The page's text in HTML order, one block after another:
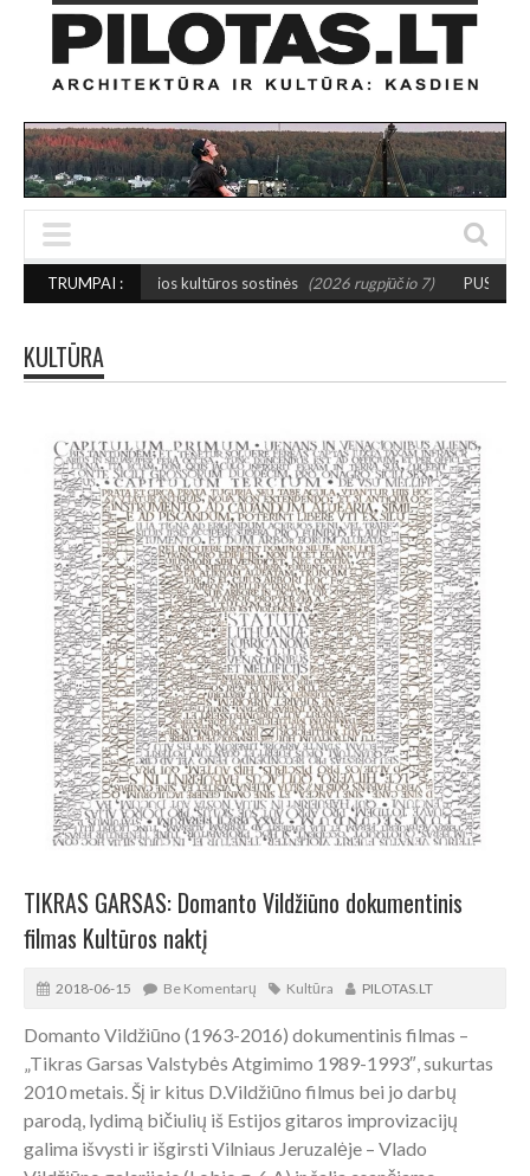
TRUMPAI :
kultūros sostinės (2026 rugpjūčio 7) PUSIAUSVYROS AKTAS
KULTŪRA
TIKRAS GARSAS: Domanto Vildžiūno dokumentinis
filmas Kultūros naktį
2018-06-15 Be Komentarų Kultūra PILOTAS.LT
Domanto Vildžiūno (1963-2016) dokumentinis filmas –
„Tikras Garsas Valstybės Atgimimo 1989-1993″, sukurtas
2010 metais. Šį ir kitus D.Vildžiūno filmus bei jo darbų
parodą, lydimą bičiulių iš Estijos gitaros improvizacijų
galima išvysti ir išgirsti Vilniaus Jeruzalėje – Vlado